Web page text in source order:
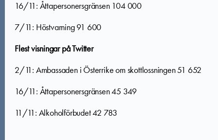
16/11: Åttapersonersgränsen 104 000
7/11: Höstvarning 91 600
Flest visningar på Twitter
2/11: Ambassaden i Österrike om skottlossningen 51 652
16/11: Åttapersonersgränsen 45 349
11/11: Alkoholförbudet 42 783